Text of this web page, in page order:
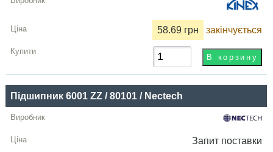
58.69 грн закінчується
Підшипник 6001 ZZ / 80101 / Nectech
Запит поставки